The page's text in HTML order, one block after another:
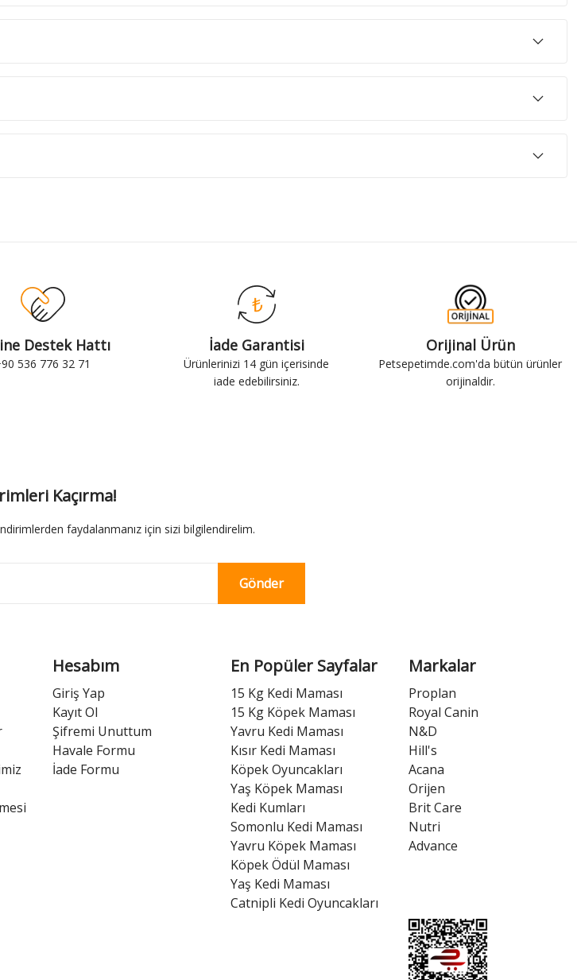
Destek Hattı
536 776 32 71
İade Garantisi
Ürünlerinizi 14 gün içerisinde
iade edebilirsiniz.
Orijinal Ürün
Petsepetimde.com'da bütün ürünler
orijinaldir.
Kaçırma!
faydalanmanız için sizi bilgilendirelim.
Gönder
Hesabım
Giriş Yap
Kayıt Ol
Şifremi Unuttum
Havale Formu
İade Formu
En Popüler Sayfalar
15 Kg Kedi Maması
15 Kg Köpek Maması
Yavru Kedi Maması
Kısır Kedi Maması
Köpek Oyuncakları
Yaş Köpek Maması
Kedi Kumları
Somonlu Kedi Maması
Yavru Köpek Maması
Köpek Ödül Maması
Yaş Kedi Maması
Catnipli Kedi Oyuncakları
Markalar
Proplan
Royal Canin
N&D
Hill's
Acana
Orijen
Brit Care
Nutri
Advance